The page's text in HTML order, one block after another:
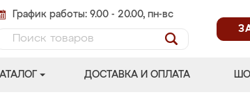
График работы: 9.00 - 20.00, пн-вс
ДОСТАВКА И ОПЛАТА